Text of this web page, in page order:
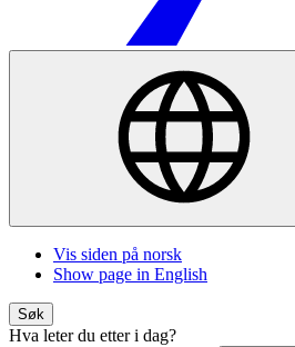
Vis siden på norsk
Show page in English
Søk
Hva leter du etter i dag?